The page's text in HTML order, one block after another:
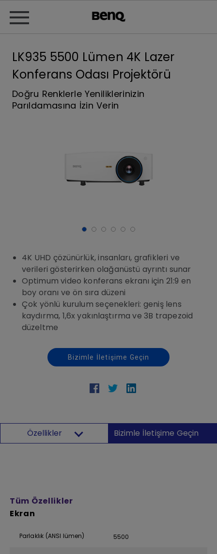
LK935 5500 Lümen 4K Lazer
Konferans Odası Projektörü
Doğru Renklerle Yeniliklerinizin
Parıldamasına İzin Verin
4K UHD çözünürlük, insanları, grafikleri ve
verileri gösterirken olağanüstü ayrıntı sunar
Optimum video konferans ekranı için 21:9 en
boy oranı ve ön sıra düzeni
Çok yönlü kurulum seçenekleri: geniş lens
kaydırma, 1,6x yakınlaştırma ve 3B trapezoid
düzeltme
Bizimle İletişime Geçin
Özellikler Bizimle İletişime Geçin
Tüm Özellikler
Ekran
Parlaklık (ANSI lümen) 5500